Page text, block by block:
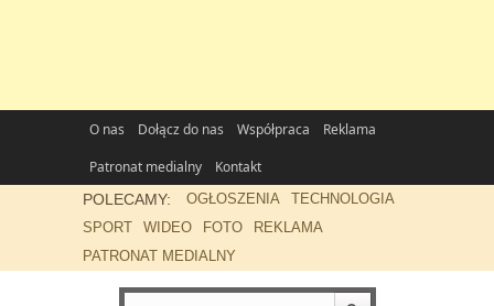
O nas Dołącz do nas Współpraca
Reklama
Patronat medialny
Kontakt
POLECAMY: OGŁOSZENIA
TECHNOLOGIA
SPORT
WIDEO FOTO
REKLAMA
PATRONAT MEDIALNY